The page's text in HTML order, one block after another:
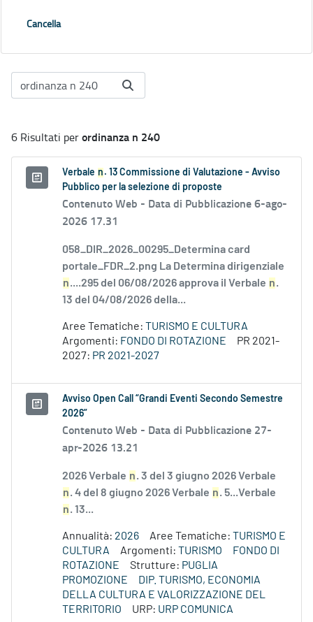
Cancella
6 Risultati perordinanza n 240
Verbale n . 13 Commissione di Valutazione - Avviso
Pubblico per la selezione di proposte
Contenuto Web - Data di Pubblicazione 6-ago-
2026 17.31
058_DIR_2026_00295_Determina card
portale_FDR_2.png La Determina dirigenziale
n....295 del 06/08/2026 approva il Verbale n.
13 del 04/08/2026 della...
Aree Tematiche: TURISMO E CULTURA
Argomenti: FONDO DI ROTAZIONE
PR 2021-
2027: PR 2021-2027
Avviso Open Call “Grandi Eventi Secondo Semestre
2026”
Contenuto Web - Data di Pubblicazione 27-
apr-2026 13.21
2026 Verbale n. 3 del 3 giugno 2026 Verbale
n. 4 del 8 giugno 2026 Verbale n. 5...Verbale
n. 13...
Annualità: 2026 Aree Tematiche: TURISMO E
CULTURA
Argomenti: TURISMO
FONDO DI
ROTAZIONE
Strutture: PUGLIA
PROMOZIONE
DIP. TURISMO, ECONOMIA
DELLA CULTURA E VALORIZZAZIONE DEL
TERRITORIO
URP: URP COMUNICA